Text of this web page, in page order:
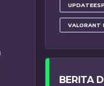
VALORANT
BERITA